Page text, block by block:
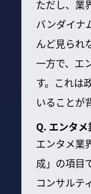
ただし、業
バンダイナ
んど見られ
一方で、エ
す。これは
いることが
Q. エンタ
エンタメ業
成」の項目
コンサルテ